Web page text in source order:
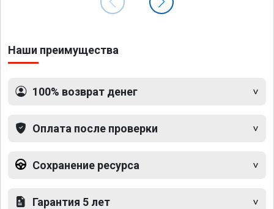
Наши преимущества
100% возврат денег
Оплата после проверки
Сохранение ресурса
Гарантия 5 лет